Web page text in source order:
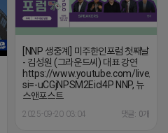
[NNP 생중계] 미주한인포럼 첫째날
- 김성원 (그라운드씨) 대표 강연
https://www.youtube.com/live/
si=-uCGjNPSM2EicI4P NNP, 뉴
스앤포스트
2025-09-20 03:04 댓글: 0개